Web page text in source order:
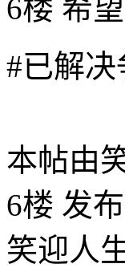
6楼 希望
#已解
本帖由
6楼 发布
笑迎人